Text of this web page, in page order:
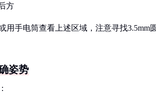
方
用手电筒查看上述区域，注意寻找
姿势